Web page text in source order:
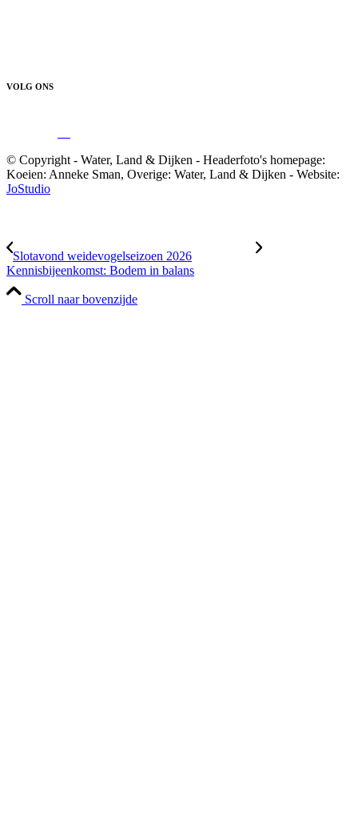
VOLG ONS
© Copyright - Water, Land & Dijken - Headerfoto's homepage:
Koeien: Anneke Sman, Overige: Water, Land & Dijken - Website:
JoStudio
Slotavond weidevogelseizoen 2026
Kennisbijeenkomst: Bodem in balans
Scroll naar bovenzijde